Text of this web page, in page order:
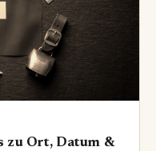
zu Ort, Datum &